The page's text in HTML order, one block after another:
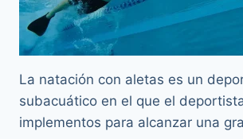
La natación con aletas es un
subacuático en el que el
implementos para alcanzar una